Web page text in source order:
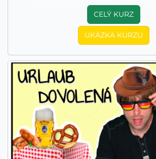
CELÝ KURZ
UKÁZKA KURZU